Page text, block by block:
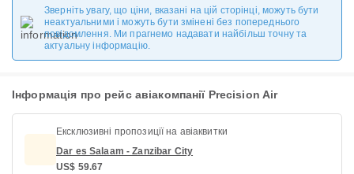
Зверніть увагу, що ціни, вказані на цій сторінці, можуть бути
неактуальними і можуть бути змінені без попереднього
повідомлення. Ми прагнемо надавати найбільш точну та
актуальну інформацію.
Інформація про рейс авіакомпанії Precision Air
Ексклюзивні пропозиції на авіаквитки
Dar es Salaam - Zanzibar City
US$ 59.67